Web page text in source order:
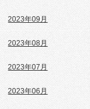
2023年09月
2023年08月
2023年07月
2023年06月